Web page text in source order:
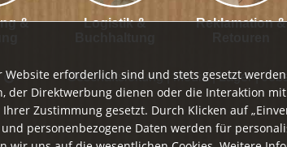
&
Logistik &
Reklamation &
Geschäftsleitung| Media|Lager|
erforderlich sind und stets gesetzt
der Direktwerbung dienen oder die Interaktion
Zustimmung gesetzt. Durch Klicken auf
personenbezogene Daten werden für